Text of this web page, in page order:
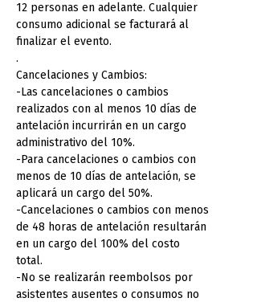
12 personas en adelante. Cualquier
consumo adicional se facturará al
finalizar el evento.
.
Cancelaciones y Cambios:
-Las cancelaciones o cambios
realizados con al menos 10 días de
antelación incurrirán en un cargo
administrativo del 10%.
-Para cancelaciones o cambios con
menos de 10 días de antelación, se
aplicará un cargo del 50%.
-Cancelaciones o cambios con menos
de 48 horas de antelación resultarán
en un cargo del 100% del costo
total.
-No se realizarán reembolsos por
asistentes ausentes o consumos no